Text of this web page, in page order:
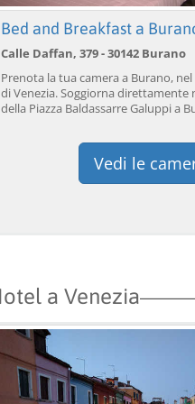
Venezia: giro in gondola
sul Canal Grande con
Bed and Breakfast a
Calle Daffan, 379 - 30142 Burano
Prenota la tua camera a Burano,
di Venezia. Soggiorna direttamente
della Piazza Baldassarre Galuppi a
Vedi le
a Venezia